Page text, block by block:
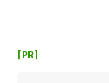
[PR]